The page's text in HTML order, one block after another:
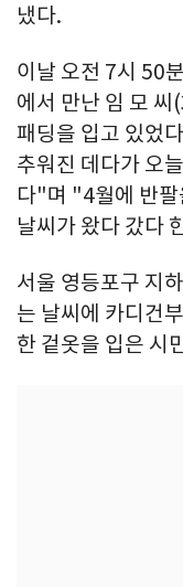
냈다.
이날 오전 7시 50
에서 만난 임 모
패딩을 입고 있었
추워진 데다가 오
다"며 "4월에 반팔
날씨가 왔다 갔다
서울 영등포구 지
는 날씨에 카디건
한 겉옷을 입은 시